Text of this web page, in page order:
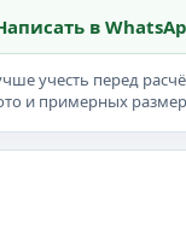
в
учесть перед
и примерных